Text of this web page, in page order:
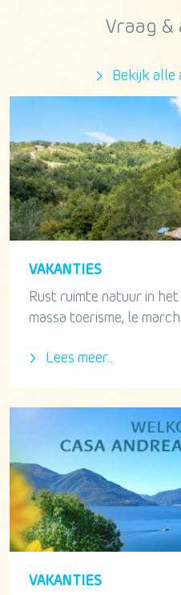
Vraag &
Bekijk alle
VAKANTIES
Rust ruimte natuur in
massa toerisme, le
Lees meer...
VAKANTIES